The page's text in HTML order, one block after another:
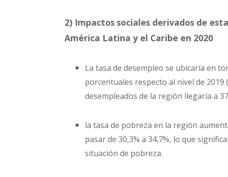
2) Impactos sociales derivados de
América Latina y el Caribe en 2020
La tasa de desempleo se ubicaría en
porcentuales respecto al nivel de 2019
desempleados de la región llegaría a
la tasa de pobreza en la región
pasar de 30,3% a 34,7%, lo que
situación de pobreza.